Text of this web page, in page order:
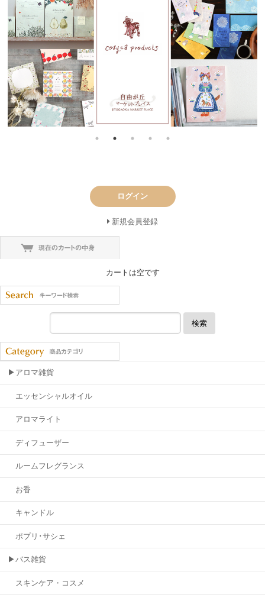
ログイン
新規会員登録
カートは空です
検索
▶アロマ雑貨
エッセンシャルオイル
アロマライト
ディフューザー
ルームフレグランス
お香
キャンドル
ポプリ･サシェ
▶バス雑貨
スキンケア・コスメ